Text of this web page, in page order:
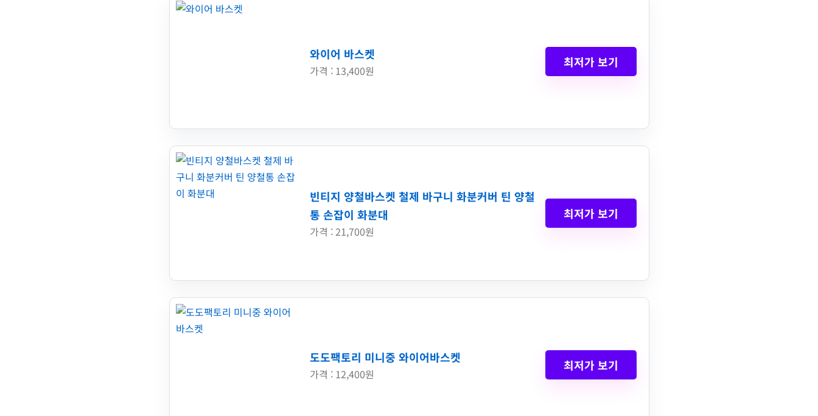
와이어 바스켓
가격 : 13,400원
최저가 보기
빈티지 양철바스켓 철제 바구니 화분커버 틴 양철
통 손잡이 화분대
가격 : 21,700원
최저가 보기
도도팩토리 미니중 와이어바스켓
가격 : 12,400원
최저가 보기